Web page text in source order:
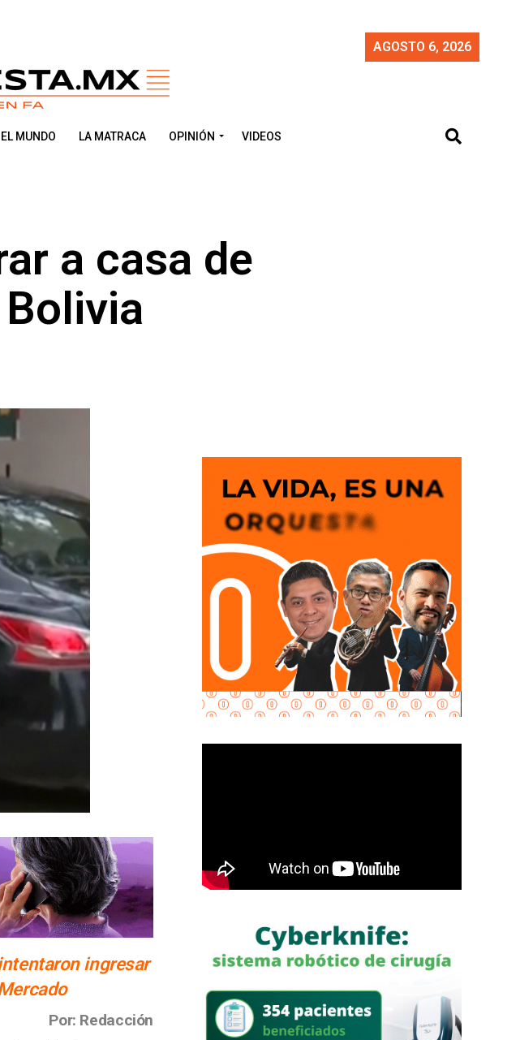
AGOSTO 6, 2026
EL MUNDO LA MATRACA OPINIÓN VIDEOS
a casa de
ingresar
Por: Redacción